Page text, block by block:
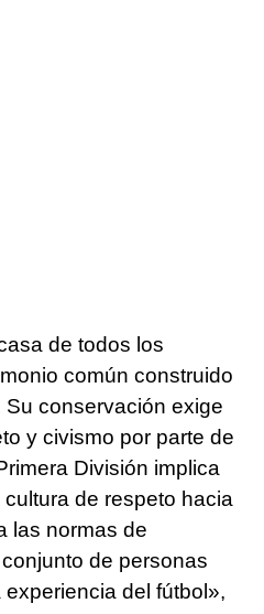
de todos los
común construido
conservación exige
y civismo por parte de
División implica
de respeto hacia
las normas de
de personas
del fútbol»,